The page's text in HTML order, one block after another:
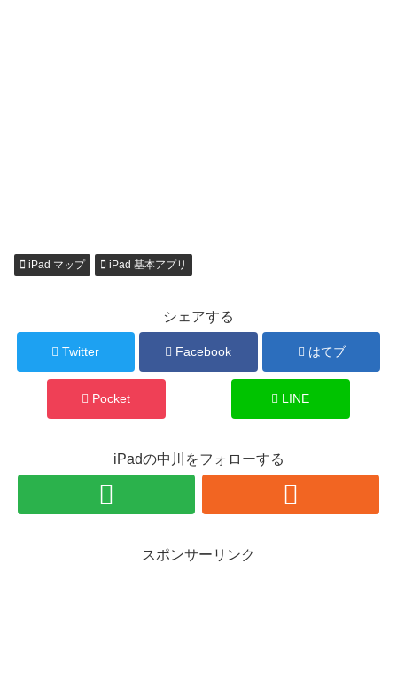
iPad マップ iPad 基本アプリ
シェアする
Twitter Facebook はてブ
Pocket LINE
iPadの中川をフォローする
スポンサーリンク